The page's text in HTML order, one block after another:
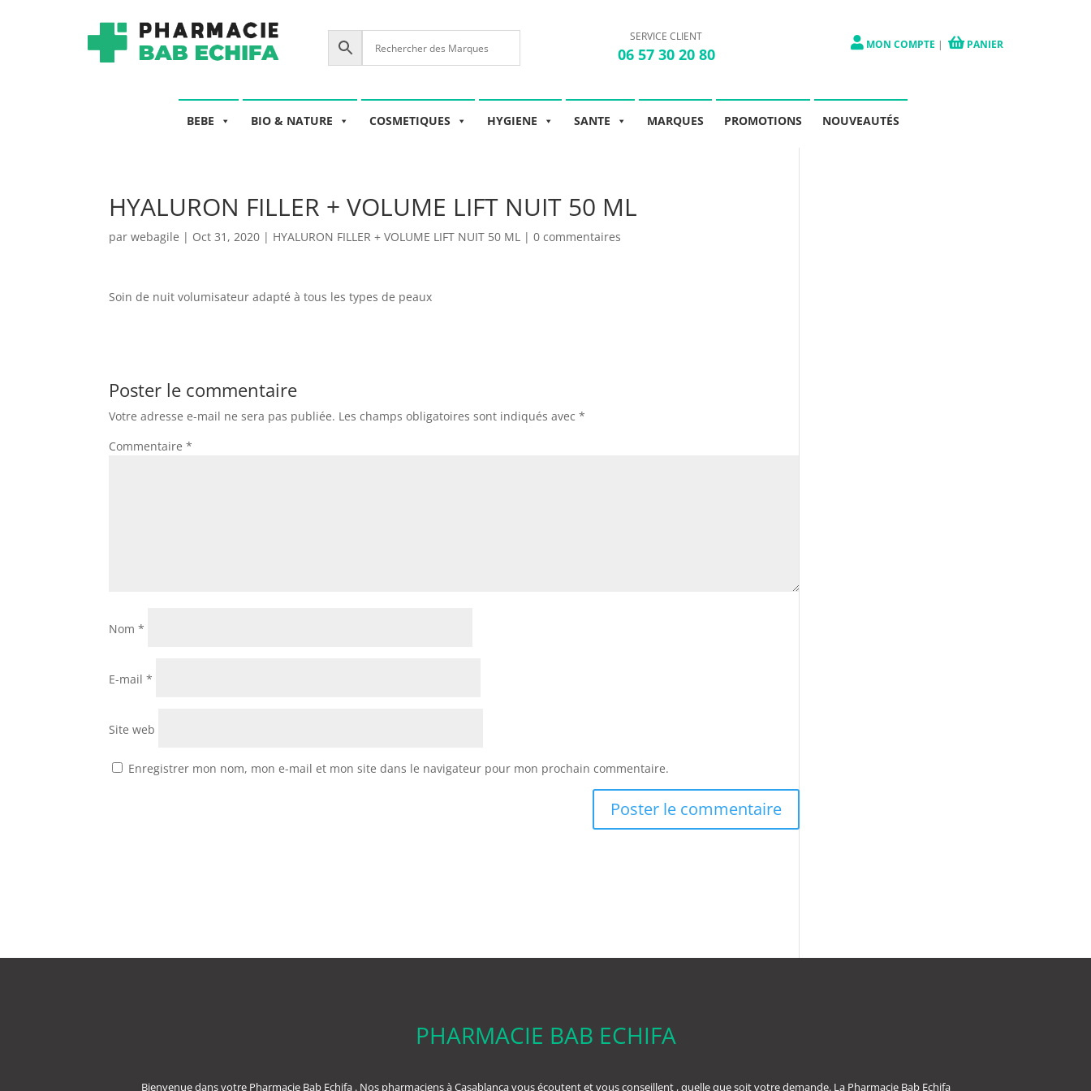
SERVICE CLIENT
06 57 30 20 80
MON COMPTE | PANIER
BEBE BIO & NATURE COSMETIQUES HYGIENE SANTE MARQUES PROMOTIONS NOUVEAUTÉS
HYALURON FILLER + VOLUME LIFT NUIT 50 ML
parwebagile | Oct 31, 2020 | HYALURON FILLER + VOLUME LIFT NUIT 50 ML |0 commentaires
Soin de nuit volumisateur adapté à tous les types de peaux
Poster le commentaire
Votre adresse e-mail ne sera pas publiée. Les champs obligatoires sont indiqués avec*
Commentaire*
Nom*
E-mail*
Site web
Enregistrer mon nom, mon e-mail et mon site dans le navigateur pour mon prochain commentaire.
PHARMACIE BAB ECHIFA
Bienvenue dans votre Pharmacie Bab Echifa . Nos pharmaciens à Casablanca vous écoutent et vous conseillent , quelle que soit votre demande. La Pharmacie Bab Echifa